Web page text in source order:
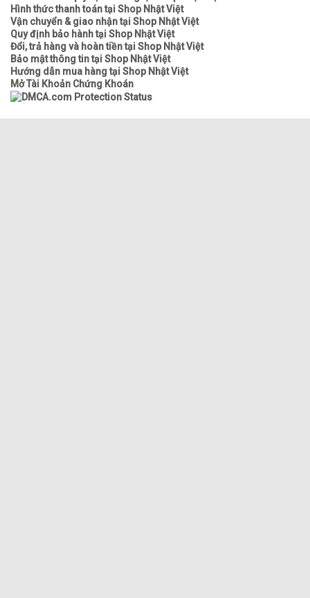
Hình thức thanh toán tại Shop Nhật Việt
Vận chuyển & giao nhận tại Shop Nhật Việt
Quy định bảo hành tại Shop Nhật Việt
Đổi, trả hàng và hoàn tiền tại Shop Nhật Việt
Bảo mật thông tin tại Shop Nhật Việt
Hướng dẫn mua hàng tại Shop Nhật Việt
Mở Tài Khoản Chứng Khoán